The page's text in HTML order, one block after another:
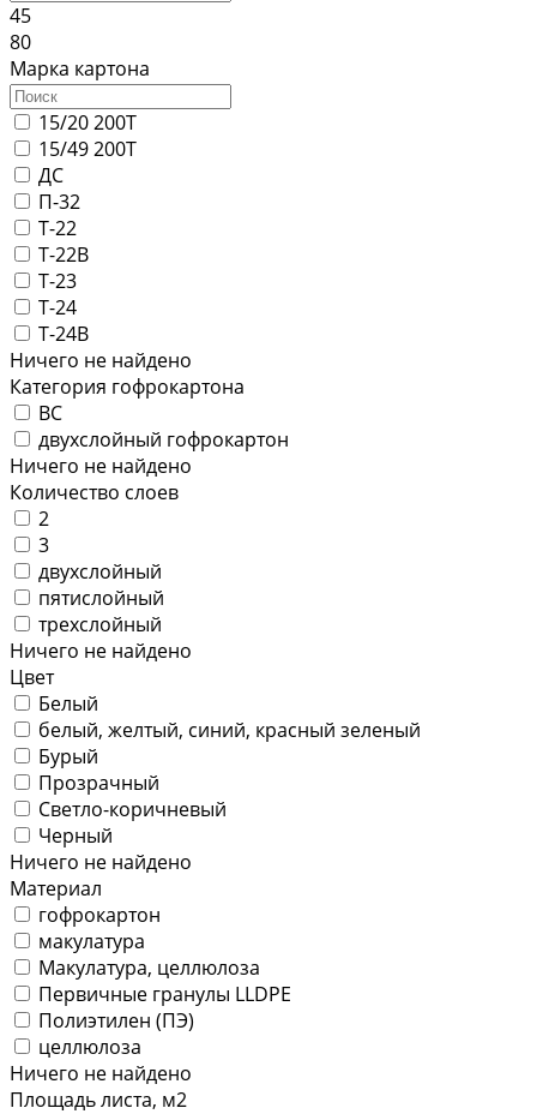
45
80
Марка картона
15/20 200Т
15/49 200Т
ДС
П-32
Т-22
Т-22В
Т-23
Т-24
Т-24В
Ничего не найдено
Категория гофрокартона
ВС
двухслойный гофрокартон
Ничего не найдено
Количество слоев
2
3
двухслойный
пятислойный
трехслойный
Ничего не найдено
Цвет
Белый
белый, желтый, синий, красный зеленый
Бурый
Прозрачный
Светло-коричневый
Черный
Ничего не найдено
Материал
гофрокартон
макулатура
Макулатура, целлюлоза
Первичные гранулы LLDPE
Полиэтилен (ПЭ)
целлюлоза
Ничего не найдено
Площадь листа, м2